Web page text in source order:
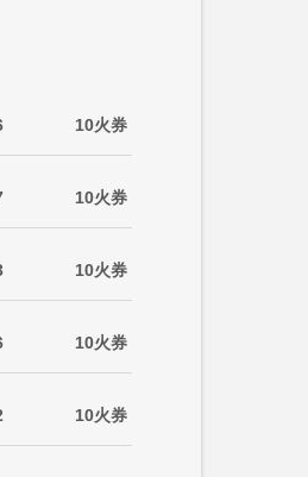
10火券
10火券
10火券
10火券
10火券